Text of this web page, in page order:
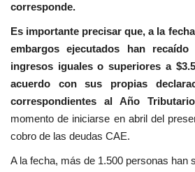
corresponde.
Es importante precisar que, a la
embargos ejecutados han
ingresos iguales o superiores a
acuerdo con sus propias
correspondientes al Año
momento de iniciarse en abril del
cobro de las deudas CAE.
A la fecha, más de 1.500 personas han